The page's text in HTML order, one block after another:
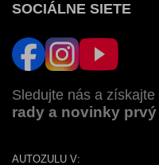
SOCIÁLNE SIETE
Sledujte nás a získajte
rady a novinky prvý
AUTOZULU V: